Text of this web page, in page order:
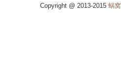
Copyright @ 2013-2015 蜗